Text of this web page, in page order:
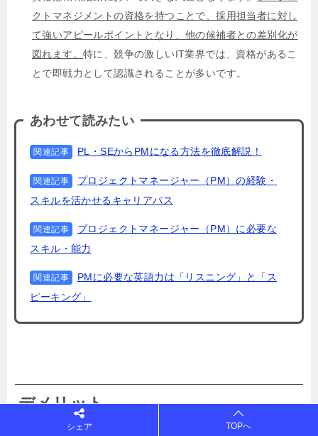
クトマネジメントの資格を持つことで、採用担当者に対し
て強いアピールポイントとなり、他の候補者との差別化が
図れます。 特に、競争の激しいIT業界では、資格があるこ
とで即戦力として認識されることが多いです。
あわせて読みたい
PL・SEからPMになる方法を徹底解説！
プロジェクトマネージャー（PM）の経験・
スキルを活かせるキャリアパス
プロジェクトマネージャー（PM）に必要な
スキル・能力
PMに必要な英語力は「リスニング」と「ス
ピーキング」
デメリット
シェア TOPへ